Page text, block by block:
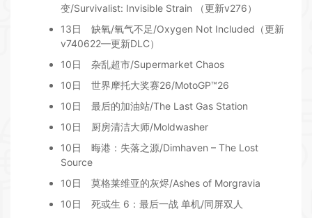
变/Survivalist: Invisible Strain （更新v276）
13日
缺氧/氧气不足/Oxygen Not Included（更新
v740622—更新DLC）
10日
杂乱超市/Supermarket Chaos
10日
世界摩托大奖赛26/MotoGP™26
10日
最后的加油站/The Last Gas Station
10日
厨房清洁大师/Moldwasher
10日
晦港：失落之源/Dimhaven – The Lost
Source
10日
莫格莱维亚的灰烬/Ashes of Morgravia
10日
死或生 6：最后一战 单机/同屏双人